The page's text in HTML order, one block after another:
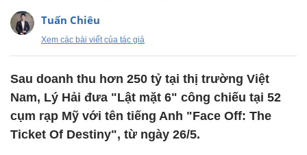
Tuấn Chiêu
Xem các bài viết của tác giả
Sau doanh thu hơn 250 tỷ tại thị trường Việt
Nam, Lý Hải đưa "Lật mặt 6" công chiếu tại 52
cụm rạp Mỹ với tên tiếng Anh "Face Off: The
Ticket Of Destiny", từ ngày 26/5.